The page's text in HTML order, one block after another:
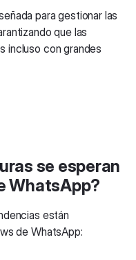
para gestionar las
que las
incluso con grandes
se esperan
WhatsApp?
están
de WhatsApp: